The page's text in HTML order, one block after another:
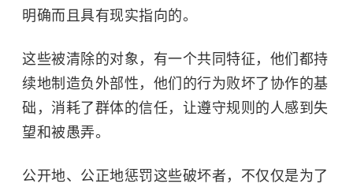
明确而且具有现实指向的。
这些被清除的对象，有一个共同特征，他们都持
续地制造负外部性，他们的行为败坏了协作的基
础，消耗了群体的信任，让遵守规则的人感到失
望和被愚弄。
公开地、公正地惩罚这些破坏者，不仅仅是为了